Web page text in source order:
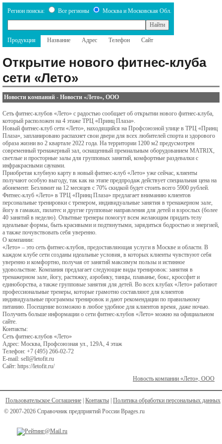
Регион поиска: Все регионы Москва и Московская Обл.
Продукция Название Адрес Телефон Сайт
Открытие нового фитнес-клуба
сети «Лето»
Новости компаний - Новости «Лето», ООО
Сеть фитнес-клубов «Лето» с радостью сообщает об открытии нового фитнес-клуба,
который расположен на 4 этаже ТРЦ «Принц Плаза».
Новый фитнес-клуб сети «Лето», находящийся на Профсоюзной улице в ТРЦ «Принц
Плаза», запланировано распахнет свои двери для всех любителей спорта и здорового
образа жизни во 2 квартале 2022 года. На территории 1200 м2 предусмотрен
современный тренажерный зал, оснащенный премиальным оборудованием MATRIX,
светлые и просторные залы для групповых занятий, комфортные раздевалки с
инфракрасными саунами.
Приобретая клубную карту в новый фитнес-клуб «Лето» уже сейчас, клиенты
получают особую выгоду, так как на этапе предпродаж действует специальная цена на
абонемент. Безлимит на 12 месяцев с 70% скидкой будет стоить всего 5900 рублей.
Фитнес-клуб «Лето» в ТРЦ «Принц Плаза» предлагает вниманию клиентов
персональные тренировки с тренером, индивидуальные занятия в тренажерном зале,
йогу в гамаках, пилатес и другие групповые направления для детей и взрослых (более
40 занятий в неделю). Опытные тренеры помогут всем желающим придать телу
идеальные формы, быть красивыми и подтянутыми, зарядиться бодростью и энергией,
а также почувствовать себя уверенно.
О компании:
«Лето» – это сеть фитнес-клубов, предоставляющая услуги в Москве и области. В
каждом клубе сети созданы идеальные условия, в которых клиенты чувствуют себя
уверенно и комфортно, получая от занятий максимум пользы и истинное
удовольствие. Компания предлагает следующие виды тренировок: занятия в
тренажерном зале, йогу, растяжку, аэробику, танцы, плаванье, бокс, кроссфит и
единоборства, а также групповые занятия для детей. Во всех клубах «Лето» работают
профессиональные тренеры, которые грамотно составляют для клиентов
индивидуальные программы тренировок и дают рекомендации по правильному
питанию. Посещение возможно в любое удобное для клиентов время, даже ночью.
Получить больше информации о сети фитнес-клубов «Лето» можно на официальном
сайте.
Контакты:
Сеть фитнес-клубов «Лето»
Адрес: Москва, Профсоюзная ул., 129А, 4 этаж
Телефон: +7 (495) 266-02-72
E-mail: sell@letofit.ru
Сайт: https://letofit.ru/
Новость компании «Лето», ООО
Пользовательское Соглашение Контакты Политика обработки персональных данных
© 2007-2026 Справочник предприятий России Bpages.ru